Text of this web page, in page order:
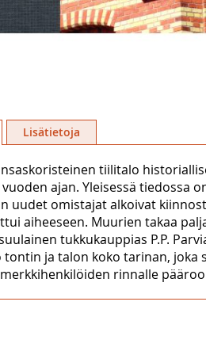
tiilitalo
ajan. Yleisessä tiedossa
uudet omistajat alkoivat
aiheeseen. Muurien takaa
tukkukauppias P.P.
ja talon koko tarinan, joka
rinnalle
Lisätietoja